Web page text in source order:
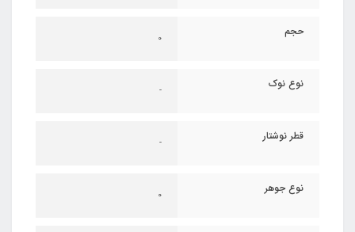
حجم 0
نوع نوک -
قطر نوشتار -
نوع جوهر 0